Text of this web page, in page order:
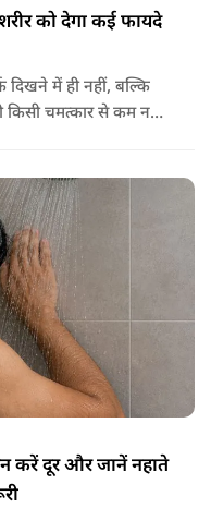
को देगा कई फायदे
दिखने में ही नहीं, बल्कि
चमत्कार से कम नहीं
आइए विस्तार से जानते
करें दूर और जानें नहाते